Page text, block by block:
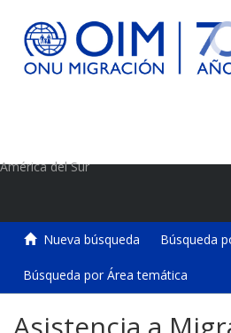
América del Sur
Nueva búsqueda Búsqueda
Búsqueda por Área temática